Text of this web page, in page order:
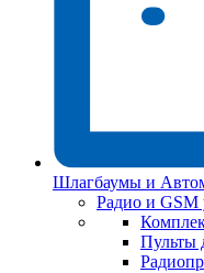
Шлагбаумы и
Радио и GSM
Пульты